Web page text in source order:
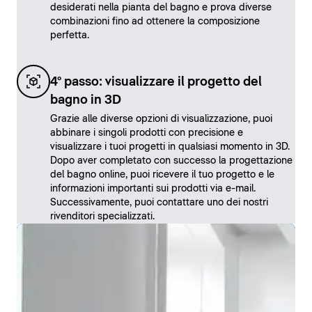
desiderati nella pianta del bagno e prova diverse
combinazioni fino ad ottenere la composizione
perfetta.
4° passo: visualizzare il progetto del
bagno in 3D
Grazie alle diverse opzioni di visualizzazione, puoi
abbinare i singoli prodotti con precisione e
visualizzare i tuoi progetti in qualsiasi momento in 3D.
Dopo aver completato con successo la progettazione
del bagno online, puoi ricevere il tuo progetto e le
informazioni importanti sui prodotti via e-mail.
Successivamente, puoi contattare uno dei nostri
rivenditori specializzati.